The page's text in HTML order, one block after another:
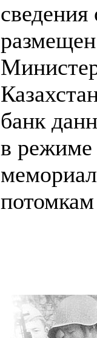
банк
в режиме